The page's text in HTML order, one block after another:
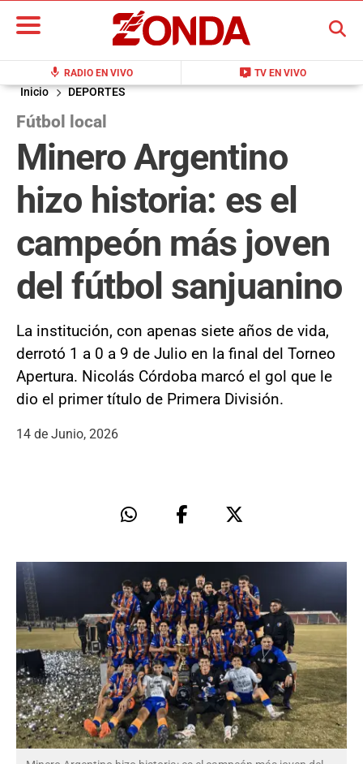
mic RADIO EN VIVO live_tv TV EN VIVO
BUSCAR
Inicio DEPORTES
Fútbol local
Minero Argentino
hizo historia: es el
campeón más joven
del fútbol sanjuanino
La institución, con apenas siete años de vida,
derrotó 1 a 0 a 9 de Julio en la final del Torneo
Apertura. Nicolás Córdoba marcó el gol que le
dio el primer título de Primera División.
14 de Junio, 2026